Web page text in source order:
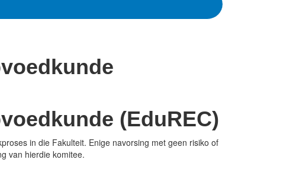
(EduREC)
in die Fakulteit. Enige navorsing met geen risiko of
van hierdie komitee.